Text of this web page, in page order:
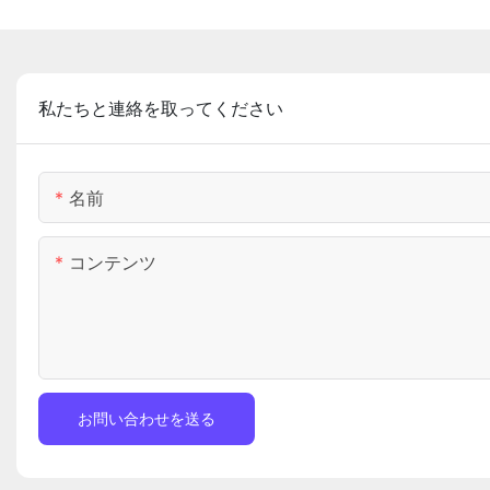
私たちと連絡を取ってください
名前
コンテンツ
お問い合わせを送る